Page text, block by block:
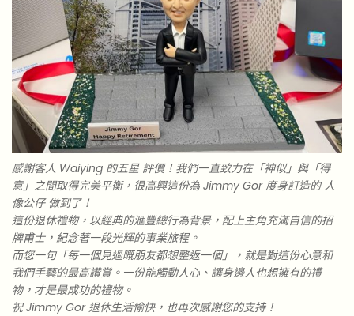
感謝客人 Waiying 的五星 評價！我們一直致力在「神似」與「得
意」之間取得完美平衡，很高興這份為 Jimmy Gor 度身訂造的 人
像公仔 做到了！
這份退休禮物，以經典的滙豐總行為背景，配上主角充滿自信的招
牌甫士，紀念著一段光輝的事業旅程。
而您一句「每一個見過嘅朋友都想整返一個」，就是對這份心意和
我們手藝的最高讚賞。一份能觸動人心、讓身邊人也想擁有的禮
物，才是最成功的禮物。
祝 Jimmy Gor 退休生活愉快，也再次感謝您的支持！